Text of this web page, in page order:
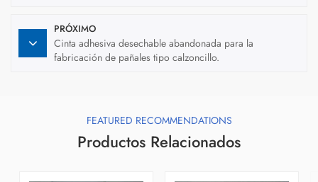
PRÓXIMO
Cinta adhesiva desechable abandonada para la
fabricación de pañales tipo calzoncillo.
FEATURED RECOMMENDATIONS
Productos Relacionados